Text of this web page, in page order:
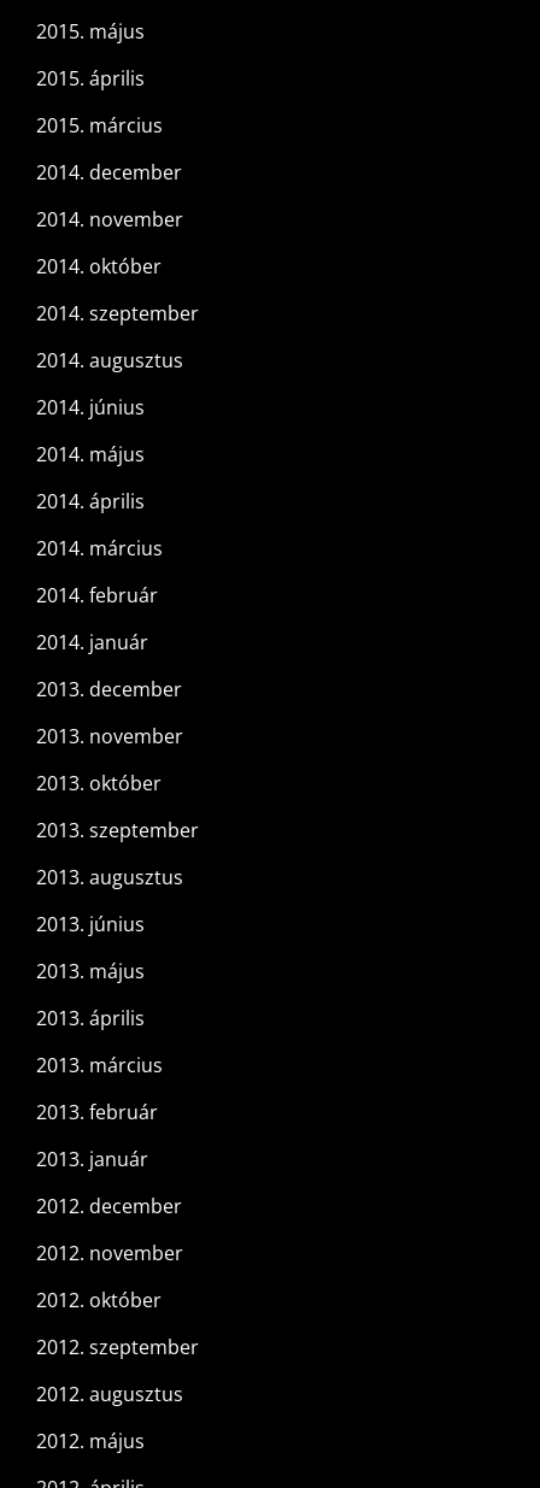
2015. május
2015. április
2015. március
2014. december
2014. november
2014. október
2014. szeptember
2014. augusztus
2014. június
2014. május
2014. április
2014. március
2014. február
2014. január
2013. december
2013. november
2013. október
2013. szeptember
2013. augusztus
2013. június
2013. május
2013. április
2013. március
2013. február
2013. január
2012. december
2012. november
2012. október
2012. szeptember
2012. augusztus
2012. május